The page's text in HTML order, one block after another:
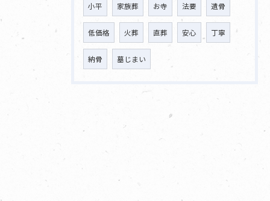
小平 家族葬 お寺 法要 遺骨
低価格 火葬 直葬 安心 丁寧
納骨 墓じまい